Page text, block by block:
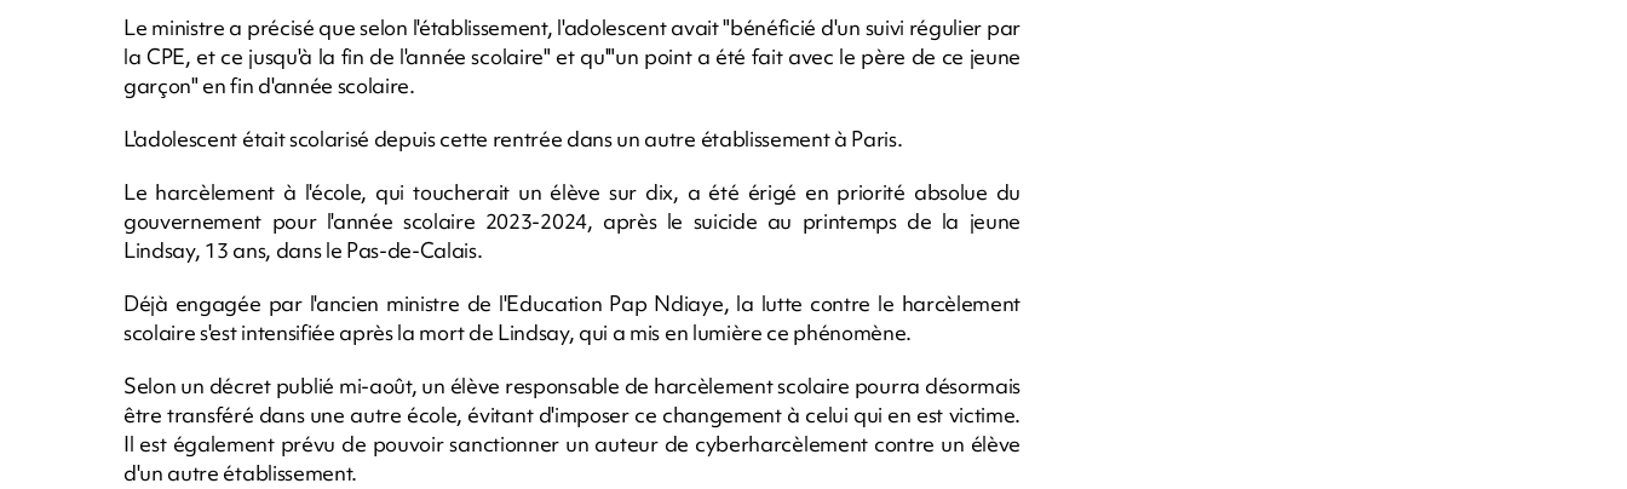
Le ministre a précisé que selon l'établissement, l'adolescent avait "bénéficié d'un suivi régulier par
la CPE, et ce jusqu'à la fin de l'année scolaire" et qu'"un point a été fait avec le père de ce jeune
garçon" en fin d'année scolaire.
L'adolescent était scolarisé depuis cette rentrée dans un autre établissement à Paris.
Le harcèlement à l'école, qui toucherait un élève sur dix, a été érigé en priorité absolue du
gouvernement pour l'année scolaire 2023-2024, après le suicide au printemps de la jeune
Lindsay, 13 ans, dans le Pas-de-Calais.
Déjà engagée par l'ancien ministre de l'Education Pap Ndiaye, la lutte contre le harcèlement
scolaire s'est intensifiée après la mort de Lindsay, qui a mis en lumière ce phénomène.
Selon un décret publié mi-août, un élève responsable de harcèlement scolaire pourra désormais
être transféré dans une autre école, évitant d'imposer ce changement à celui qui en est victime.
Il est également prévu de pouvoir sanctionner un auteur de cyberharcèlement contre un élève
d'un autre établissement.